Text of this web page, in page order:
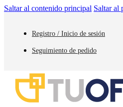
Saltar al contenido principal Saltar al
Registro / Inicio de sesión
Seguimiento de pedido